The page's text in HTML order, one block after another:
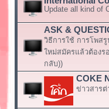
Update all kind of
ASK &
วิธีการใช้ การโพส
ใหม่สมัครแล้วต้องร
กลับ))
COKE
ข่าวสารต่